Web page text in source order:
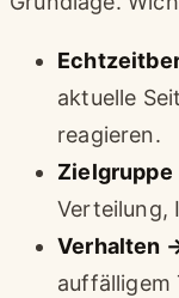
aktuelle
reagieren.
Verteilung,
Verhalten
auffälligem